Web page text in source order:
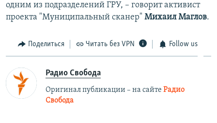
одним из подразделений ГРУ, – говорит активист
проекта "Муниципальный сканер" Михаил Маглов.
Поделиться Читать без VPN Follow us
Радио Свобода
Оригинал публикации – на сайте Радио
Свобода